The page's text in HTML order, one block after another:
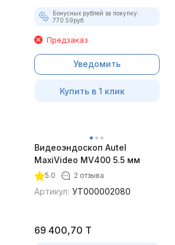
Бонусных рублей за покупку:
770.59руб.
Предзаказ
Уведомить
Купить в 1 клик
Видеоэндоскоп Autel
MaxiVideo MV400 5.5 мм
5.0 2 отзыва
Артикул: УТ000002080
69 400,70 T